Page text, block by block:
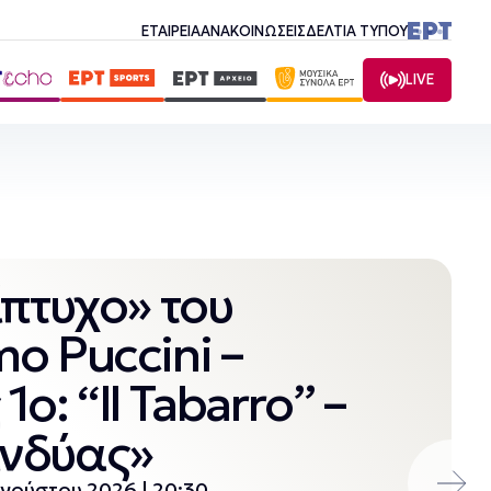
ΕΤΑΙΡΕΙΑΑΝΑΚΟΙΝΩΣΕΙΣΔΕΛΤΙΑ ΤΥΠΟΥ
LIVE
του
Puccini –
“Il Tabarro” –